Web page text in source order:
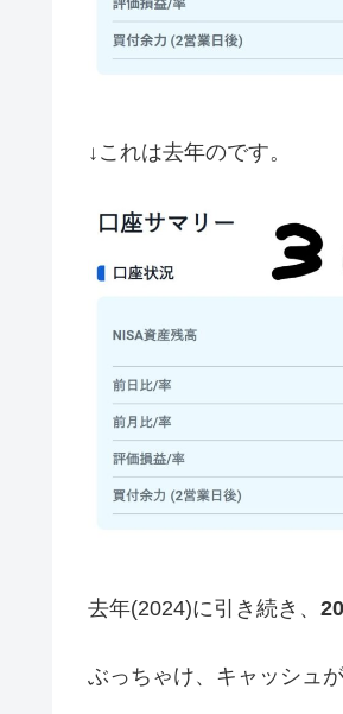
↓これは去年のです。
去年(2024)に引き続き、
ぶっちゃけ、キャッシュ